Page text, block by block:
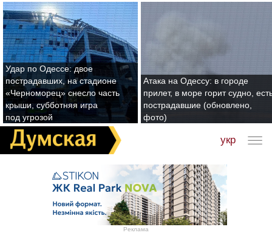
Удар по Одессе: двое
пострадавших, на стадионе
«Черноморец» снесло часть
крыши, субботняя игра
под угрозой
Атака на Одессу: в городе
прилет, в море горит судно,
пострадавшие (обновлено,
фото)
укр
Реклама